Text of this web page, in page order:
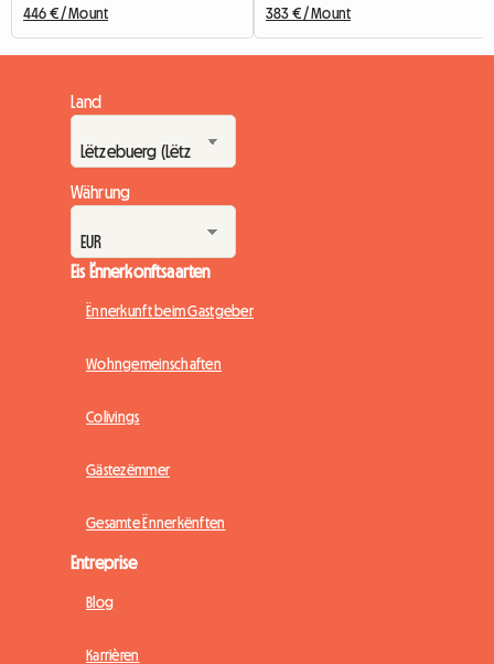
446 € / Mount 383 € / Mount
Land
Währung
Eis Ënnerkonftsaarten
Ënnerkunft beim Gastgeber
Wohngemeinschaften
Colivings
Gästezëmmer
Gesamte Ënnerkënften
Entreprise
Blog
Karrièren